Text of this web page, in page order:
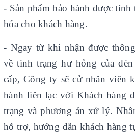
- Sản phẩm bảo hành được
hóa cho khách hàng.
- Ngay từ khi nhận được
về tình trạng hư hỏng của
cấp, Công ty sẽ cử nhân viên
hành liên lạc với Khách hàng
trạng và phương án xử lý.
hỗ trợ, hướng dẫn khách hàng